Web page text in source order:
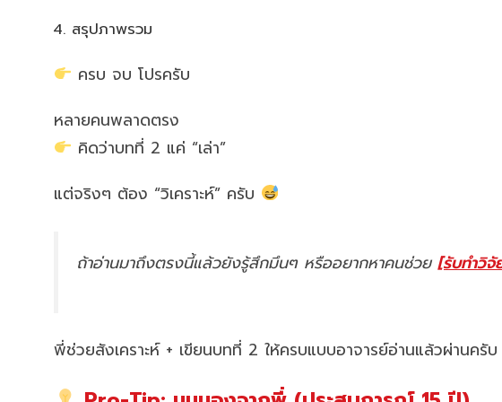
สรุปภาพรวม
ครบ จบ โปรครับ
หลายคนพลาดตรง
คิดว่าบทที่ 2 แค่ “เล่า”
แต่จริงๆ ต้อง “วิเคราะห์” ครับ
ถ้าอ่านมาถึงตรงนี้แล้วยังรู้สึกมึนๆ หรืออยากหาคนช่วย [รับทำวิจั
พี่ช่วยสังเคราะห์ + เขียนบทที่ 2 ให้ครบแบบอาจารย์อ่านแล้วผ่านครับ